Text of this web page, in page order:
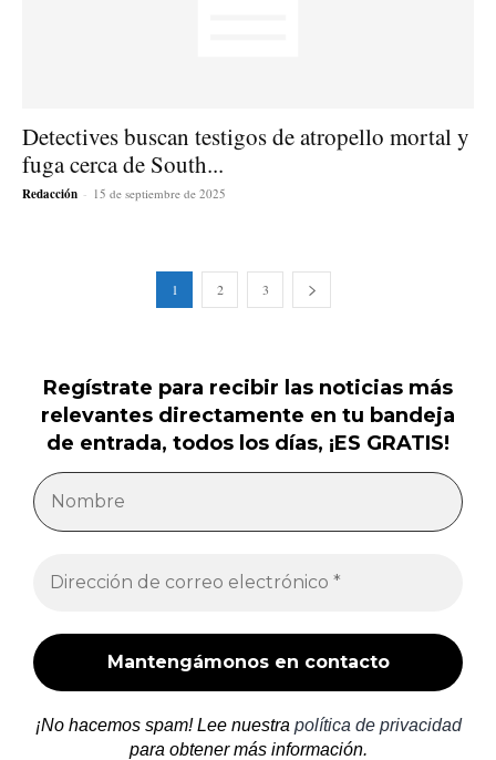
Detectives buscan testigos de atropello mortal y
fuga cerca de South...
Redacción - 15 de septiembre de 2025
1 2 3
Regístrate para recibir las noticias más
relevantes directamente en tu bandeja
de entrada, todos los días, ¡ES GRATIS!
¡No hacemos spam! Lee nuestra política de privacidad
para obtener más información.